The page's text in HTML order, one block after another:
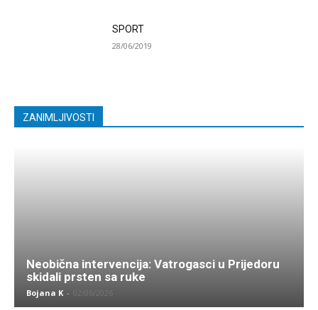
SPORT
28/06/2019
ZANIMLJIVOSTI
Neobična intervencija: Vatrogasci u Prijedoru
skidali prsten sa ruke
Bojana K - 02/06/2026